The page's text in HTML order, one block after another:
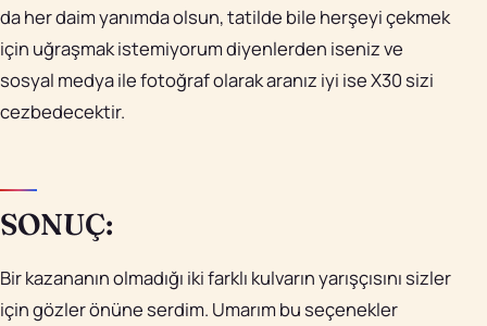
da her daim yanımda olsun, tatilde bile herşeyi çekmek
için uğraşmak istemiyorum diyenlerden iseniz ve
sosyal medya ile fotoğraf olarak aranız iyi ise X30 sizi
cezbedecektir.
SONUÇ:
Bir kazananın olmadığı iki farklı kulvarın yarışçısını sizler
için gözler önüne serdim. Umarım bu seçenekler